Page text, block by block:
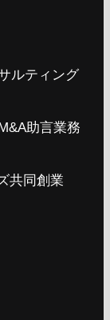
ルティング
助言業務
共同創業